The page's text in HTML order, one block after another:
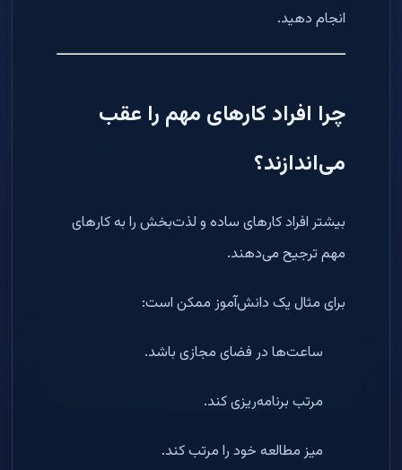
انجام دهید.
چرا افراد کارهای مهم را عقب
می‌اندازند؟
بیشتر افراد کارهای ساده و لذت‌بخش را به کارهای
مهم ترجیح می‌دهند.
برای مثال یک دانش‌آموز ممکن است:
ساعت‌ها در فضای مجازی باشد.
مرتب برنامه‌ریزی کند.
میز مطالعه خود را مرتب کند.